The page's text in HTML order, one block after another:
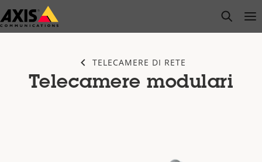
Salta
al
open
TELECAMERE DI RETE
Telecamere modulari